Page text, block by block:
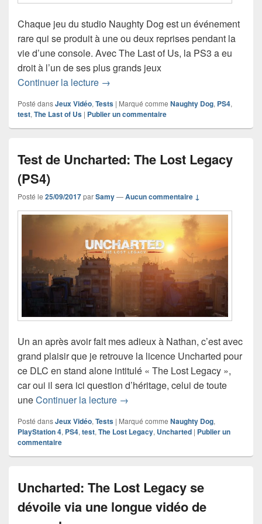
Chaque jeu du studio Naughty Dog est un événement
rare qui se produit à une ou deux reprises pendant la
vie d’une console. Avec The Last of Us, la PS3 a eu
droit à l’un de ses plus grands jeux
Continuer la lecture Test de The Last of Us Part II (no spoil)
→
Posté dansJeux Vidéo, Tests | Marqué comme Naughty Dog, PS4,
test, The Last of Us | Publier un commentaire
Test de Uncharted: The Lost Legacy
(PS4)
Posté le 25/09/2017parSamy—Aucun commentaire ↓
Un an après avoir fait mes adieux à Nathan, c’est avec
grand plaisir que je retrouve la licence Uncharted pour
ce DLC en stand alone intitulé « The Lost Legacy »,
car oui il sera ici question d’héritage, celui de toute
uneContinuer la lecture Test de Uncharted: The Lost
→
Posté dansJeux Vidéo, Tests | Marqué comme Naughty Dog,
PlayStation 4, PS4, test, The Lost Legacy, Uncharted | Publier un
commentaire
Uncharted: The Lost Legacy se
dévoile via une longue vidéo de